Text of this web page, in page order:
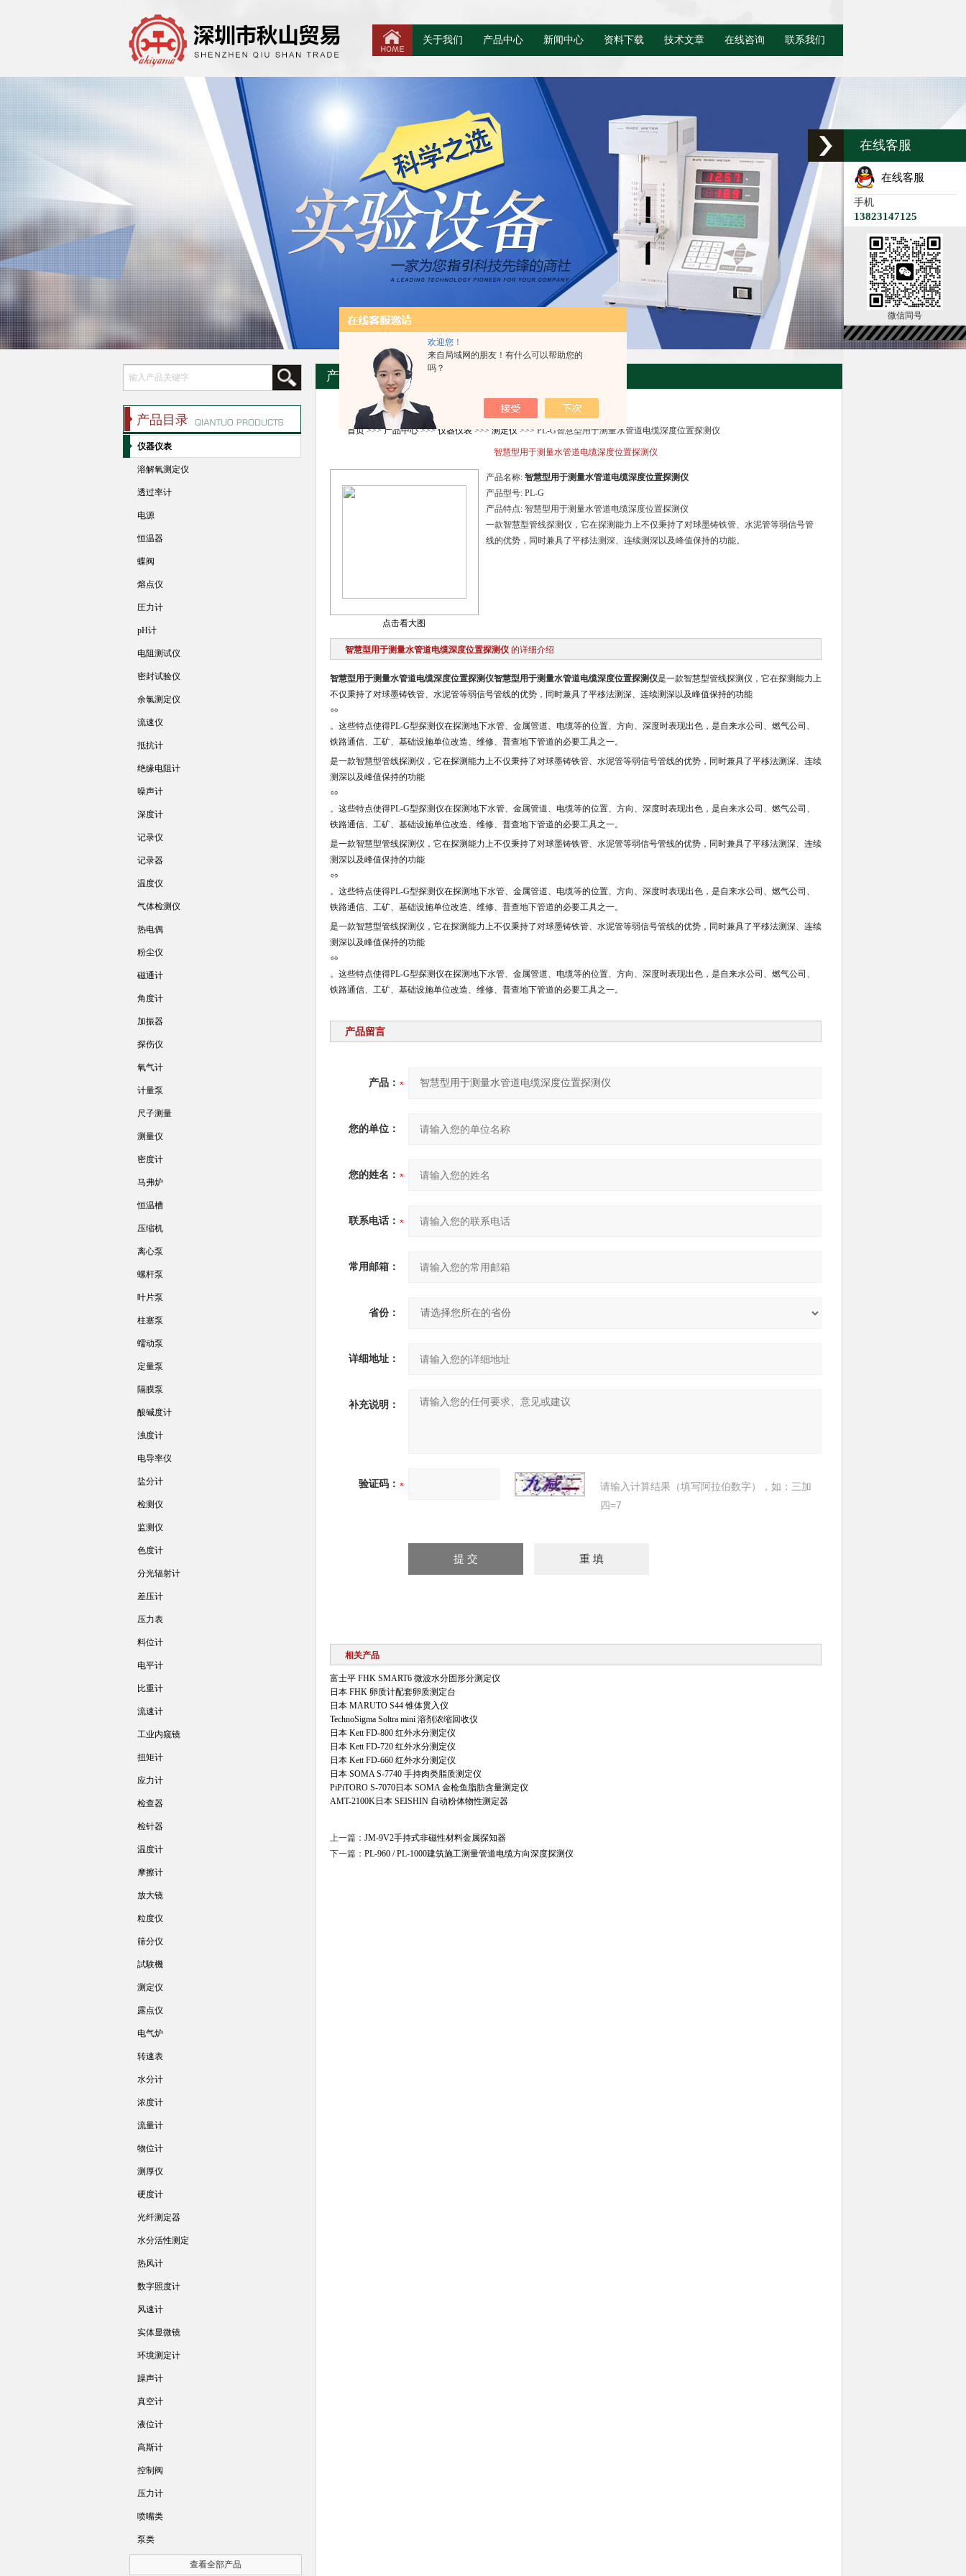
欢迎您！
来自局域网的朋友！有什么可以帮助您的
吗？
关于我们 产品中心 新闻中心 资料下载 技术文章 在线咨询 联系我们
产品资料
首页>>>产品中心>>>仪器仪表>>> 测定仪 >>> PL-G智慧型用于测量水管道电缆深度位置探测仪
智慧型用于测量水管道电缆深度位置探测仪
点击看大图
产品名称: 智慧型用于测量水管道电缆深度位置探测仪
产品型号: PL-G
产品特点: 智慧型用于测量水管道电缆深度位置探测仪
一款智慧型管线探测仪，它在探测能力上不仅秉持了对球墨铸铁管、水泥管等弱信号管
线的优势，同时兼具了平移法测深、连续测深以及峰值保持的功能。
智慧型用于测量水管道电缆深度位置探测仪 的详细介绍
智慧型用于测量水管道电缆深度位置探测仪智慧型用于测量水管道电缆深度位置探测仪是一款智慧型管线探测仪，它在探测能力上
不仅秉持了对球墨铸铁管、水泥管等弱信号管线的优势，同时兼具了平移法测深、连续测深以及峰值保持的功能
。这些特点使得PL-G型探测仪在探测地下水管、金属管道、电缆等的位置、方向、深度时表现出色，是自来水公司、燃气公司、
铁路通信、工矿、基础设施单位改造、维修、普查地下管道的必要工具之一。
是一款智慧型管线探测仪，它在探测能力上不仅秉持了对球墨铸铁管、水泥管等弱信号管线的优势，同时兼具了平移法测深、连续
测深以及峰值保持的功能
。这些特点使得PL-G型探测仪在探测地下水管、金属管道、电缆等的位置、方向、深度时表现出色，是自来水公司、燃气公司、
铁路通信、工矿、基础设施单位改造、维修、普查地下管道的必要工具之一。
是一款智慧型管线探测仪，它在探测能力上不仅秉持了对球墨铸铁管、水泥管等弱信号管线的优势，同时兼具了平移法测深、连续
测深以及峰值保持的功能
。这些特点使得PL-G型探测仪在探测地下水管、金属管道、电缆等的位置、方向、深度时表现出色，是自来水公司、燃气公司、
铁路通信、工矿、基础设施单位改造、维修、普查地下管道的必要工具之一。
是一款智慧型管线探测仪，它在探测能力上不仅秉持了对球墨铸铁管、水泥管等弱信号管线的优势，同时兼具了平移法测深、连续
测深以及峰值保持的功能
。这些特点使得PL-G型探测仪在探测地下水管、金属管道、电缆等的位置、方向、深度时表现出色，是自来水公司、燃气公司、
铁路通信、工矿、基础设施单位改造、维修、普查地下管道的必要工具之一。
产品留言
产品：
您的单位：
您的姓名：
联系电话：
常用邮箱：
省份：
详细地址：
补充说明：
验证码：
请输入计算结果（填写阿拉伯数字），如：三加
四=7
相关产品
富士平 FHK SMART6 微波水分固形分测定仪
日本 FHK 卵质计配套卵质测定台
日本 MARUTO S44 锥体贯入仪
TechnoSigma Soltra mini 溶剂浓缩回收仪
日本 Kett FD-800 红外水分测定仪
日本 Kett FD-720 红外水分测定仪
日本 Kett FD-660 红外水分测定仪
日本 SOMA S-7740 手持肉类脂质测定仪
PiPiTORO S-7070日本 SOMA 金枪鱼脂肪含量测定仪
AMT-2100K日本 SEISHIN 自动粉体物性测定器
上一篇： JM-9V2手持式非磁性材料金属探知器
下一篇： PL-960 / PL-1000建筑施工测量管道电缆方向深度探测仪
产品目录
仪器仪表
溶解氧测定仪
透过率计
电源
恒温器
蝶阀
熔点仪
圧力计
pH计
电阻测试仪
密封试验仪
余氯测定仪
流速仪
抵抗计
绝缘电阻计
噪声计
深度计
记录仪
记录器
温度仪
气体检测仪
热电偶
粉尘仪
磁通计
角度计
加振器
探伤仪
氧气计
计量泵
尺子测量
测量仪
密度计
马弗炉
恒温槽
压缩机
离心泵
螺杆泵
叶片泵
柱塞泵
蠕动泵
定量泵
隔膜泵
酸碱度计
浊度计
电导率仪
盐分计
检测仪
监测仪
色度计
分光辐射计
差压计
压力表
料位计
电平计
比重计
流速计
工业内窥镜
扭矩计
应力计
检查器
检针器
温度计
摩擦计
放大镜
粒度仪
筛分仪
試験機
测定仪
露点仪
电气炉
转速表
水分计
浓度计
流量计
物位计
测厚仪
硬度计
光纤测定器
水分活性测定
热风计
数字照度计
风速计
实体显微镜
环境测定计
躁声计
真空计
液位计
高斯计
控制阀
压力计
喷嘴类
泵类
查看全部产品
在线客服
在线客服
手机
13823147125
微信同号